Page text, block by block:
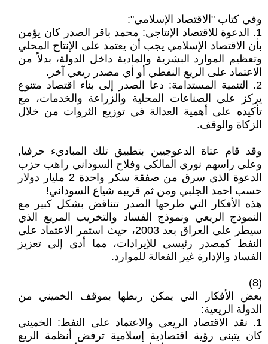
وفي كتاب "الاقتصاد الإسلامي":
1. الدعوة للاقتصاد الإنتاجي: محمد باقر الصدر كان يؤمن
بأن الاقتصاد الإسلامي يجب أن يعتمد على الإنتاج المحلي
وتعظيم الموارد البشرية والمادية داخل الدولة، بدلاً من
الاعتماد على الريع النفطي أو أي مصدر ريعي آخر.
2. التنمية المستدامة: دعا الصدر إلى بناء اقتصاد متنوع
يركز على الصناعات المحلية والزراعة والخدمات، مع
تأكيده على أهمية العدالة في توزيع الثروات من خلال
الزكاة والوقف.
وقد قام عتاة الدعوجيين بتطبيق تلك المباديء حرفيا,
وعلى راسهم نوري المالكي وفلاح السوداني راهب حزب
الدعوة الذي سرق من صفقة سكر واحدة 2 مليار دولار
حسب احمد الجلبي ومن ثم قريبه شياع السوداني!
هذه الأفكار التي طرحها الصدر تتناقض بشكل كبير مع
النموذج الريعي ونموذج الفساد والتخريب المريع الذي
سيطر على العراق بعد 2003، حيث استمر الاعتماد على
النفط كمصدر رئيسي للإيرادات، مما أدى إلى تعزيز
الفساد والإدارة غير الفعالة للموارد.
(8)
بعض الأفكار التي يمكن ربطها بموقف الخميني من
الدولة الريعية:
1. نقد الاقتصاد الريعي والاعتماد على النفط: الخميني
كان يتبنى رؤية اقتصادية إسلامية ترفض أنظمة الريع